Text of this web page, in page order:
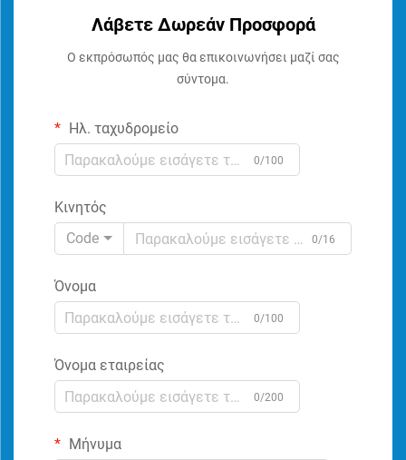
Λάβετε Δωρεάν Προσφορά
Ο εκπρόσωπός μας θα επικοινωνήσει μαζί σας
σύντομα.
Ηλ. ταχυδρομείο
0/100
Κινητός
Code
0/16
Όνομα
0/100
Όνομα εταιρείας
0/200
Μήνυμα